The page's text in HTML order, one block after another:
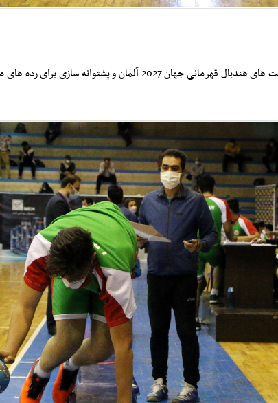
فدراسیون هندبال با چشم انداز حضور در رقابت های هندبال قهرمانی جهان 2027